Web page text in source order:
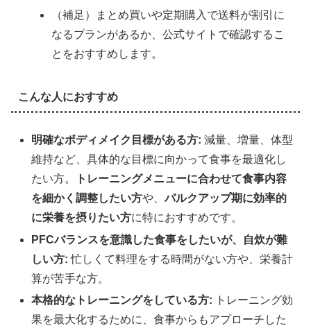
（補足）まとめ買いや定期購入で送料が割引に
なるプランがあるか、公式サイトで確認するこ
とをおすすめします。
こんな人におすすめ
明確なボディメイク目標がある方: 減量、増量、体型
維持など、具体的な目標に向かって食事を最適化し
たい方。
トレーニングメニューに合わせて食事内容
を細かく調整したい方や、バルクアップ期に効率的
に栄養を摂りたい方に特におすすめです。
PFCバランスを意識した食事をしたいが、自炊が難
しい方: 忙しくて料理をする時間がない方や、栄養計
算が苦手な方。
本格的なトレーニングをしている方: トレーニング効
果を最大化するために、食事からもアプローチした